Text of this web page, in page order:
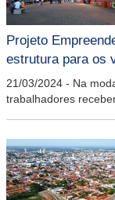
Projeto
estrutura para os
21/03/2024 - Na
trabalhadores